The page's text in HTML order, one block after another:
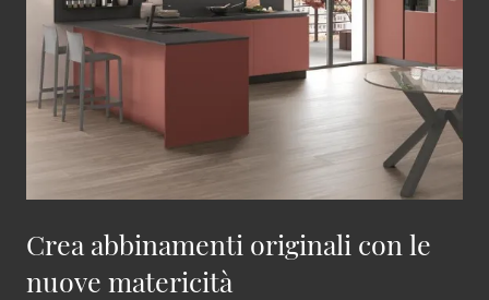
Crea abbinamenti originali con le
nuove matericità